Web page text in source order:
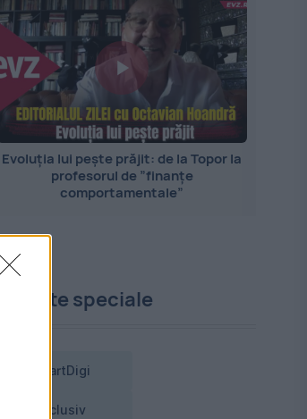
Evoluția lui pește prăjit: de la Topor la
profesorul de ”finanțe
comportamentale”
Proiecte speciale
SmartDigi
Exclusiv